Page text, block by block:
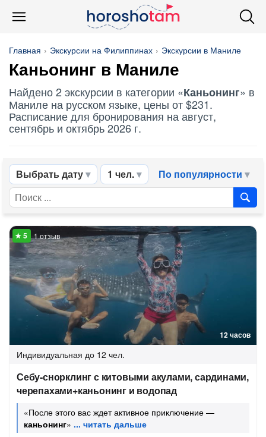
Главная Экскурсии на Филиппинах Экскурсии в Маниле
Каньонинг в Маниле
Найдено 2 экскурсии в категории «Каньонинг» в
Маниле на русском языке, цены от $231.
Расписание для бронирования на август,
сентябрь и октябрь 2026 г.
Выбрать дату 1 чел. По популярности
12 часов
1 отзыв
Индивидуальная до 12 чел.
Себу-снорклинг с китовыми акулами, сардинами,
черепахами+каньонинг и водопад
«После этого вас ждет активное приключение —
каньонинг»